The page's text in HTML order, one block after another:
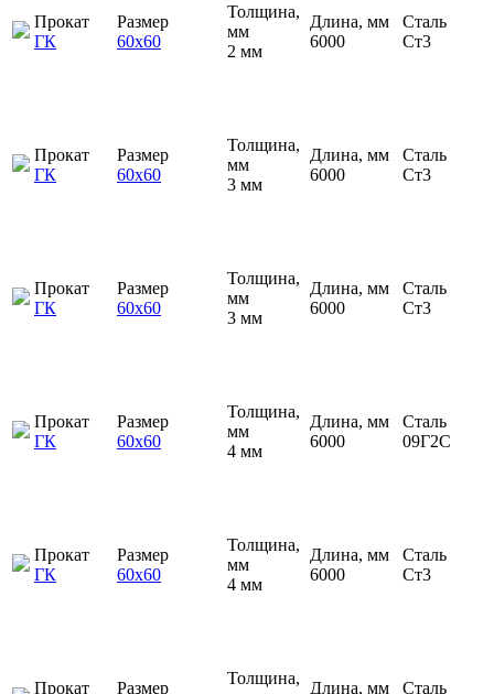
Прокат
ГК
Размер
60х60
Толщина,
мм
2 мм
Длина, мм
6000
Сталь
Ст3
Прокат
ГК
Размер
60х60
Толщина,
мм
3 мм
Длина, мм
6000
Сталь
Ст3
Прокат
ГК
Размер
60х60
Толщина,
мм
3 мм
Длина, мм
6000
Сталь
Ст3
Прокат
ГК
Размер
60х60
Толщина,
мм
4 мм
Длина, мм
6000
Сталь
09Г2С
Прокат
ГК
Размер
60х60
Толщина,
мм
4 мм
Длина, мм
6000
Сталь
Ст3
Прокат Размер
Толщина,
Длина, мм Сталь